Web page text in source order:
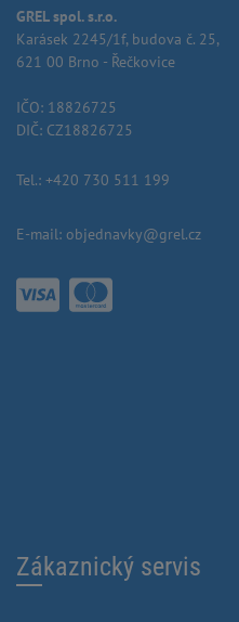
GREL spol. s.r.o.
Karásek 2245/1f, budova č. 25,
621 00 Brno - Řečkovice
IČO: 18826725
DIČ: CZ18826725
Tel.: +420 730 511 199
E-mail: objednavky@grel.cz
Zákaznický servis